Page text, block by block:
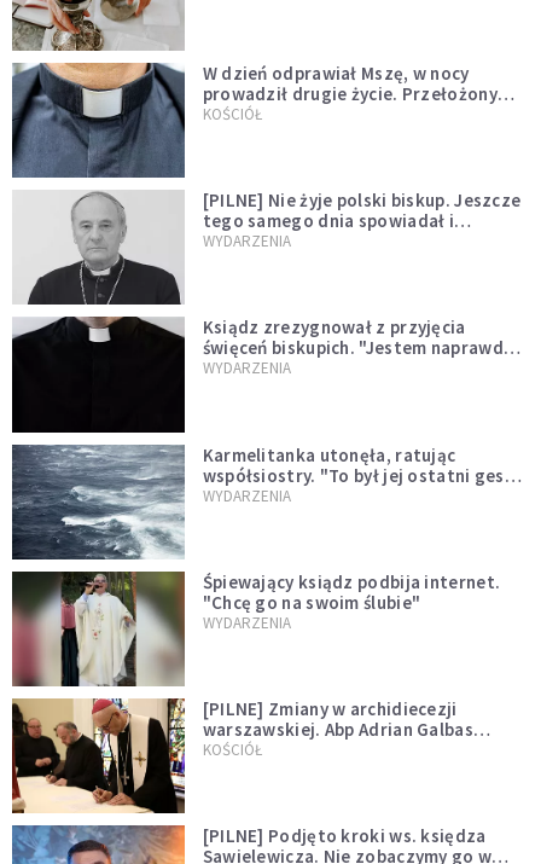
W dzień odprawiał Mszę, w nocy
prowadził drugie życie. Przełożony
kazał mu opuścić zakon
KOŚCIÓŁ
[PILNE] Nie żyje polski biskup. Jeszcze
tego samego dnia spowiadał i
sprawował Mszę świętą
WYDARZENIA
Ksiądz zrezygnował z przyjęcia
święceń biskupich. "Jestem naprawdę
niegodny"
WYDARZENIA
Karmelitanka utonęła, ratując
współsiostry. "To był jej ostatni gest
miłości"
WYDARZENIA
Śpiewający ksiądz podbija internet.
"Chcę go na swoim ślubie"
WYDARZENIA
[PILNE] Zmiany w archidiecezji
warszawskiej. Abp Adrian Galbas
wręczył dekrety nowym proboszczom
KOŚCIÓŁ
[PILNE] Podjęto kroki ws. księdza
Sawielewicza. Nie zobaczymy go w